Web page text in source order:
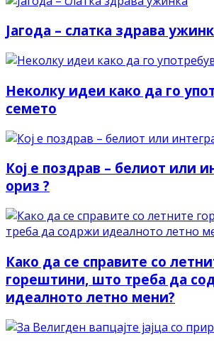
Јагода – слатка здрава
Неколку идеи како да го
семето
Кој е поздрав – белиот или
ориз ?
Како да се справите со
горештини, што треба да
идеалното летно мени?